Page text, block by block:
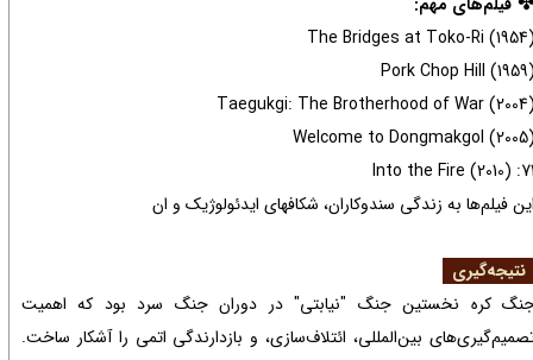
The Bridges at Toko-Ri
Pork Chop Hill
Taegukgi: The Brotherhood of War
Welcome to Dongmakgol
71: Into the
فیلم‌ها به زندگی سندوکاران، شکافهای ایدئولوژیک و ان
کره نخستین جنگ "نیابتی" در دوران جنگ سرد بود که اهمیت
بین‌المللی، ائتلاف‌سازی، و بازدارندگی اتمی را آشکار ساخت.